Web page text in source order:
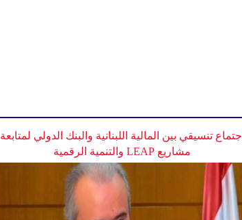
اجتماع تنسيقي بين المالية اللبنانية والبنك الدولي لمتابعة
مشاريع LEAP والتنمية الرقمية